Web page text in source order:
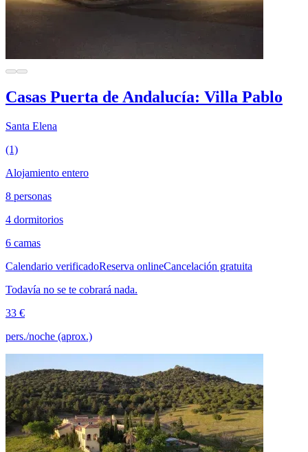
Casas Puerta de Andalucía: Villa Pablo
Santa Elena
(1)
Alojamiento entero
8 personas
4 dormitorios
6 camas
Calendario verificadoReserva onlineCancelación gratuita
Todavía no se te cobrará nada.
33 €
pers./noche (aprox.)